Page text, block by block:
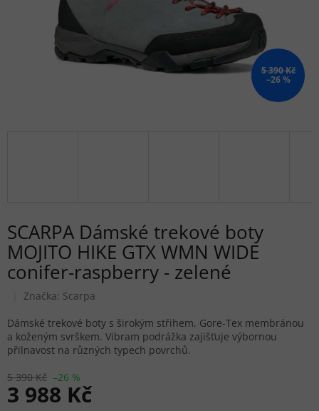
5 390 Kč
–26 %
SCARPA Dámské trekové boty
MOJITO HIKE GTX WMN WIDE
conifer-raspberry - zelené
Značka: Scarpa
5 390 Kč –26 %
3 988 Kč
Dámské trekové boty s širokým střihem, Gore-Tex membránou
a koženým svrškem. Vibram podrážka zajišťuje výbornou
přilnavost na různých typech povrchů.